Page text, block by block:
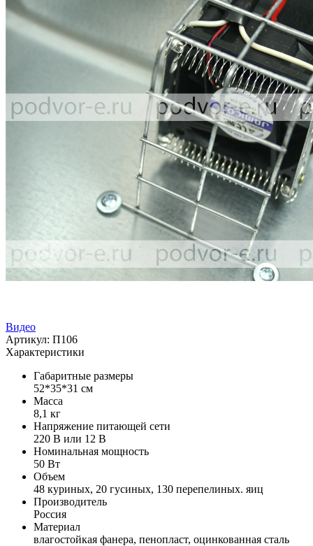
Видео
Артикул: П106
Характеристики
Габаритные размеры
52*35*31 см
Масса
8,1 кг
Напряжение питающей сети
220 В или 12 В
Номинальная мощность
50 Вт
Объем
48 куриных, 20 гусиных, 130 перепелиных. яиц
Производитель
Россия
Материал
влагостойкая фанера, пенопласт, оцинкованная сталь